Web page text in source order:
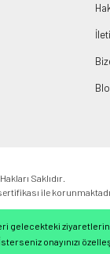
gelecekteki
onayınızı
Saklıdır.
ile